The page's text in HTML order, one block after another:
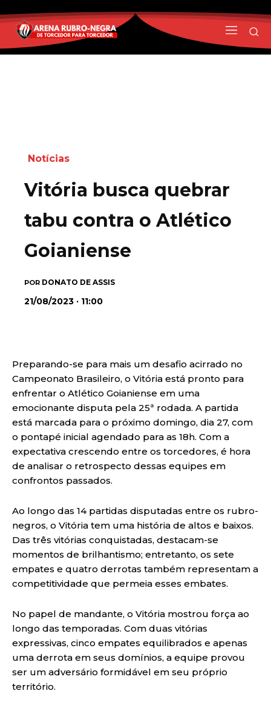
Notícias
Vitória busca quebrar
tabu contra o Atlético
Goianiense
POR DONATO DE ASSIS
21/08/2023 · 11:00
Preparando-se para mais um desafio acirrado no
Campeonato Brasileiro, o Vitória está pronto para
enfrentar o Atlético Goianiense em uma
emocionante disputa pela 25ª rodada. A partida
está marcada para o próximo domingo, dia 27, com
o pontapé inicial agendado para as 18h. Com a
expectativa crescendo entre os torcedores, é hora
de analisar o retrospecto dessas equipes em
confrontos passados.
Ao longo das 14 partidas disputadas entre os rubro-
negros, o Vitória tem uma história de altos e baixos.
Das três vitórias conquistadas, destacam-se
momentos de brilhantismo; entretanto, os sete
empates e quatro derrotas também representam a
competitividade que permeia esses embates.
No papel de mandante, o Vitória mostrou força ao
longo das temporadas. Com duas vitórias
expressivas, cinco empates equilibrados e apenas
uma derrota em seus domínios, a equipe provou
ser um adversário formidável em seu próprio
território.